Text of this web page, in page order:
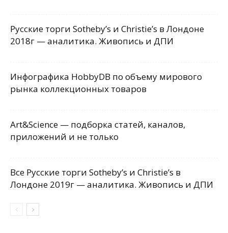
Русские торги Sotheby’s и Christie’s в Лондоне
2018г — аналитика. Живопись и ДПИ
Инфографика HobbyDB по объему мирового
рынка коллекционных товаров
Art&Science — подборка статей, каналов,
приложений и не только
Все Русские торги Sotheby’s и Christie’s в
Лондоне 2019г — аналитика. Живопись и ДПИ